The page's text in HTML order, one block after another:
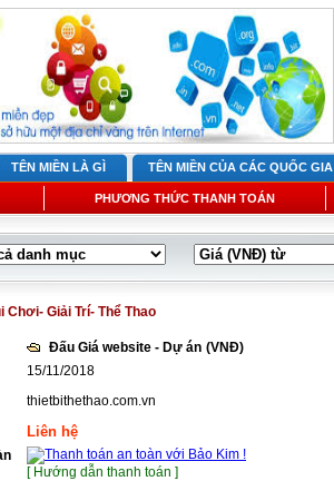
TÊN MIỀN LÀ GÌ TÊN MIỀN CỦA CÁC QUỐC GIA
PHƯƠNG THỨC THANH TOÁN
Chơi- Giải Trí- Thể Thao
Đấu Giá website - Dự án (VNĐ)
15/11/2018
thietbithethao.com.vn
Liên hệ
[ Hướng dẫn thanh toán ]